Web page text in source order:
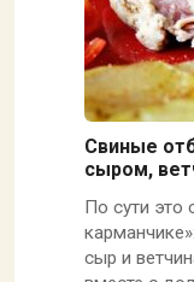
Свиные
сыром,
По сути это
сыр и